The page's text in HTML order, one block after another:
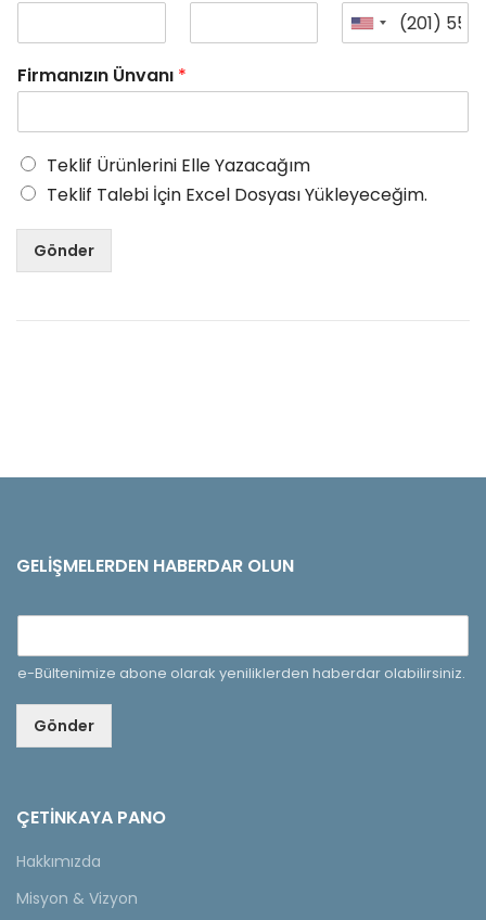
Firmanızın Ünvanı *
Teklif Ürünlerini Elle Yazacağım
Teklif Talebi İçin Excel Dosyası Yükleyeceğim.
Gönder
GELIŞMELERDEN HABERDAR OLUN
e-Bültenimize abone olarak yeniliklerden haberdar olabilirsiniz.
Gönder
ÇETINKAYA PANO
Hakkımızda
Misyon & Vizyon